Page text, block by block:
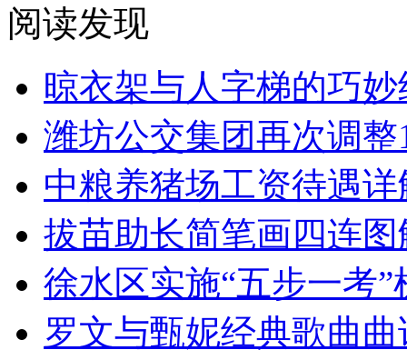
阅读发现
晾衣架与人字梯的巧
潍坊公交集团再次调
中粮养猪场工资待遇详
拔苗助长简笔画四连图
徐水区实施“五步一考
罗文与甄妮经典歌曲